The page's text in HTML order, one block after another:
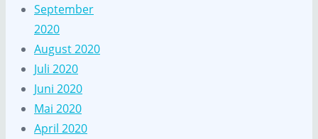
September
2020
August 2020
Juli 2020
Juni 2020
Mai 2020
April 2020